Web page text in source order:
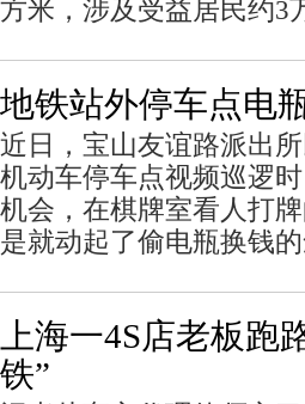
方米，涉及受益居民约3
地铁站外停车点电
近日，宝山友谊路派出
机动车停车点视频巡逻
机会，在棋牌室看人打
是就动起了偷电瓶换钱的
上海一4S店老板跑
铁”